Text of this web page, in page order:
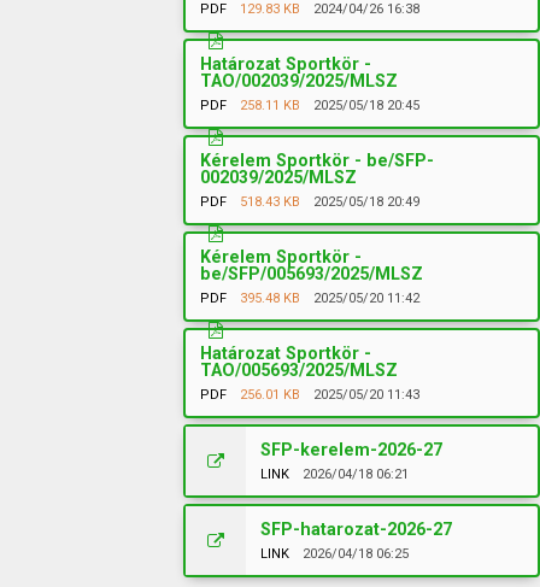
PDF 129.83 KB 2024/04/26 16:38
Határozat Sportkör -
TAO/002039/2025/MLSZ
PDF 258.11 KB 2025/05/18 20:45
Kérelem Sportkör - be/SFP-
002039/2025/MLSZ
PDF 518.43 KB 2025/05/18 20:49
Kérelem Sportkör -
be/SFP/005693/2025/MLSZ
PDF 395.48 KB 2025/05/20 11:42
Határozat Sportkör -
TAO/005693/2025/MLSZ
PDF 256.01 KB 2025/05/20 11:43
SFP-kerelem-2026-27
LINK 2026/04/18 06:21
SFP-hatarozat-2026-27
LINK 2026/04/18 06:25